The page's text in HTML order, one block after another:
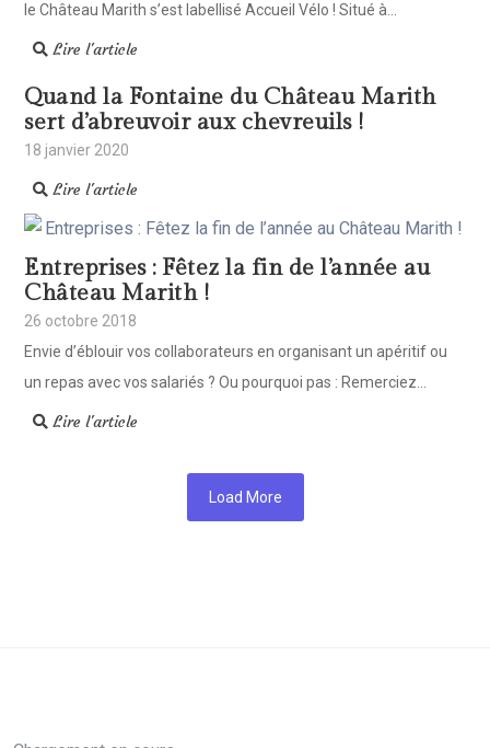
le Château Marith s’est labellisé Accueil Vélo ! Situé à...
Lire l'article
Quand la Fontaine du Château Marith
sert d’abreuvoir aux chevreuils !
18 janvier 2020
Lire l'article
Entreprises : Fêtez la fin de l’année au
Château Marith !
26 octobre 2018
Envie d’éblouir vos collaborateurs en organisant un apéritif ou
un repas avec vos salariés ? Ou pourquoi pas : Remerciez...
Lire l'article
Load More